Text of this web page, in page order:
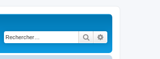
Rechercher